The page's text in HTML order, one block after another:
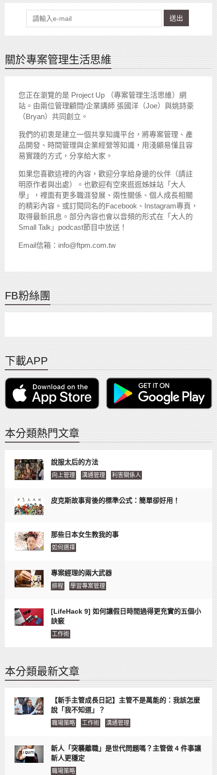
送出
關於專案管理生活思維
您正在瀏覽的是 Project Up （專案管理生活思維）網
站。由兩位管理顧問/企業講師 張國洋（Joe）與姚詩豪
（Bryan）共同創立。
我們的初衷是建立一個共享知識平台，將專案管理、產
品開發、時間管理與企業經營等知識，用淺顯易懂且容
易實踐的方式，分享給大家。
如果您喜歡這裡的內容，歡迎分享給身邊的伙伴（請註
明原作者與出處）。也歡迎有空來逛逛姊妹站「大人
學」，裡面有更多職涯發展、兩性關係、個人成長相關
的精彩內容。或訂閱同名的Facebook、Instagram專頁，
取得最新訊息。部分內容也會以音頻的形式在「大人的
Small Talk」podcast節目中放送！
Email信箱：info@ftpm.com.tw
FB粉絲團
下載APP
本分類熱門文章
說服太后的方法
向上管理 溝通管理 利害關係人
皮克斯故事背後的標準公式：簡單卻好用！
那些日本女生教我的事
如何選擇
專案經理的兩大武器
排程 學習專案管理
[LifeHack 9] 如何讓假日時間過得更充實的五個小
訣竅
工作術
本分類最新文章
【新手主管成長日記】主管不是萬能的：我該怎麼
說「我不知道」？
職場策略 工作術 溝通管理
新人「突襲離職」是世代問題嗎？主管做 4 件事讓
新人更穩定
職場策略